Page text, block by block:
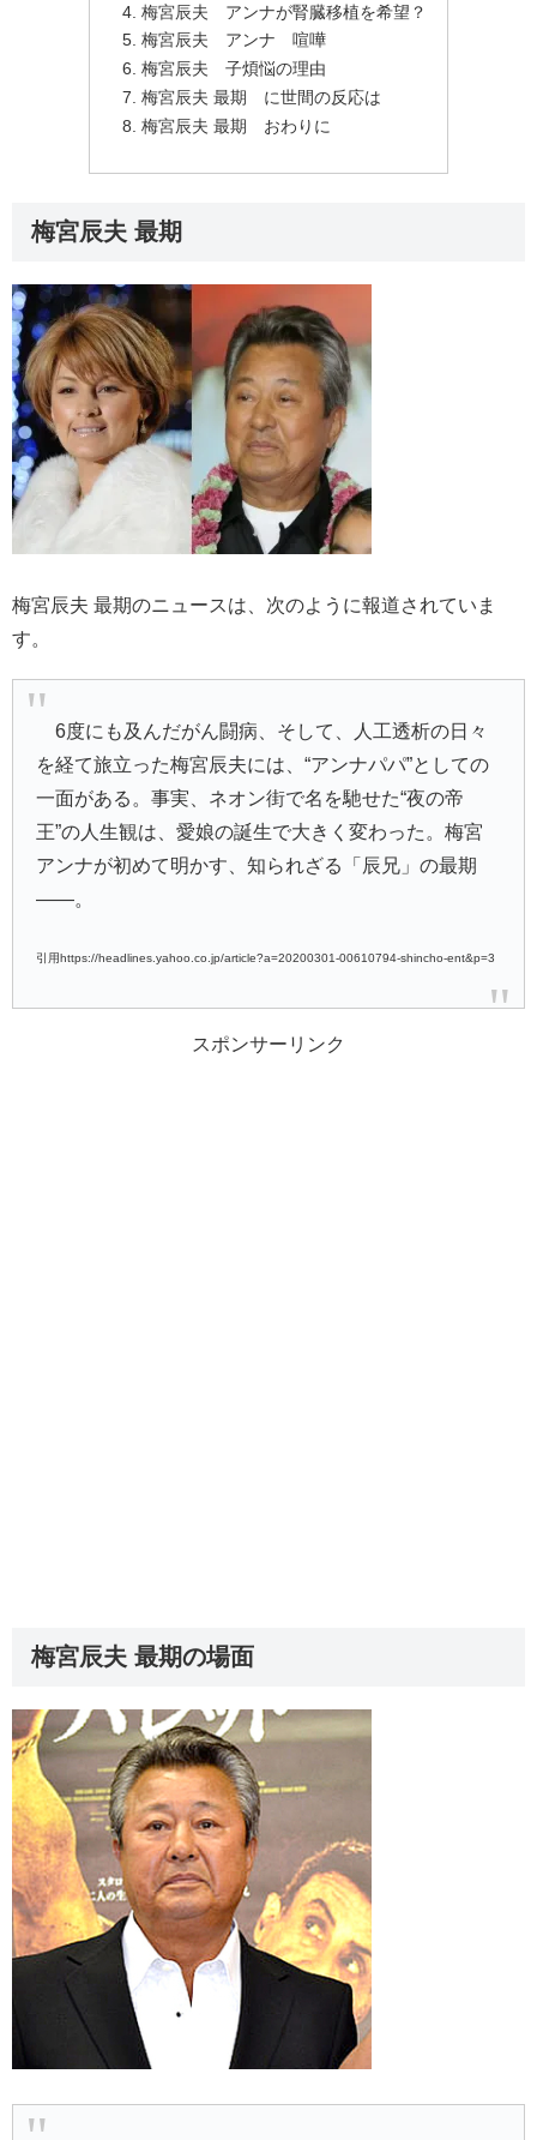
梅宮辰夫 アンナが腎臓移植を希望？
梅宮辰夫 アンナ 喧嘩
梅宮辰夫 子煩悩の理由
梅宮辰夫 最期 に世間の反応は
梅宮辰夫 最期 おわりに
梅宮辰夫 最期
梅宮辰夫 最期のニュースは、次のように報道されていま
す。
6度にも及んだがん闘病、そして、人工透析の日々
を経て旅立った梅宮辰夫には、“アンナパパ”としての
一面がある。事実、ネオン街で名を馳せた“夜の帝
王”の人生観は、愛娘の誕生で大きく変わった。梅宮
アンナが初めて明かす、知られざる「辰兄」の最期
――。
引用https://headlines.yahoo.co.jp/article?a=20200301-00610794-shincho-ent&p=3
スポンサーリンク
梅宮辰夫 最期の場面